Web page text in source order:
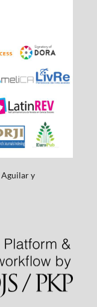
y